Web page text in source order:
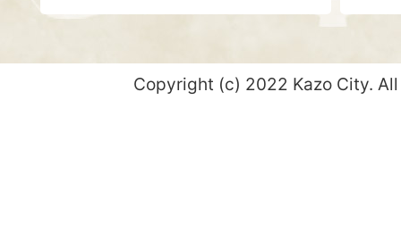
Copyright (c) 2022 Kazo City.